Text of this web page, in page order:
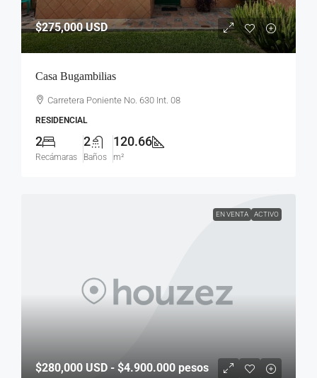
$275,000USD
Casa Bugambilias
Carretera Poniente No. 630 Int. 08
RESIDENCIAL
2
Recámaras
2
Baños
120.66
m²
EN VENTA ACTIVO
$280,000 USD - $4.900.000 pesos